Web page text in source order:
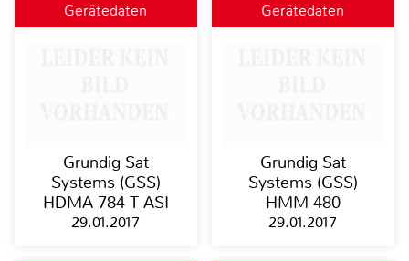
Gerätedaten
Grundig Sat
Systems (GSS)
HDMA 784 T ASI
29.01.2017
Gerätedaten
Grundig Sat
Systems (GSS)
HMM 480
29.01.2017